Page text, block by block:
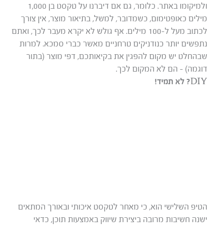
ולמיקומו באתר. כלומר, גם אם דיברנו על טקסט בן 1,000
מילים כאופטימום, כשמדובר, למשל, בתיאור מוצר, אין צורך
לכתוב מעל ל-100 מילים. אף גולש לא יקרא מעבר לכך, ואתם
נתפשים יותר כנודניקים טרחניים מאשר כברי סמכא. למרות
שבהחלט יש מקום להפגין את בקיאותכם, דפי מוצר (בתור
דוגמה) – הם לא המקום לכך.
DIY? לא תמיד!
הטיפ השלישי הוא, כי מאחר לטקסט איכותי ובאורך המתאים
ישנה חשיבות מרובה ביצירת שיווק באמצעות תוכן, כדאי